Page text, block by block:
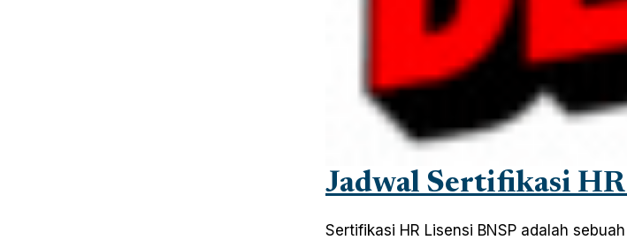
Jadwal Sertifikasi
Sertifikasi HR Lisensi BNSP adalah